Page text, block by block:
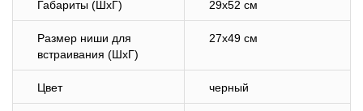
Габариты (ШхГ) 29х52 см
Размер ниши для
встраивания (ШхГ)
27х49 см
Цвет черный